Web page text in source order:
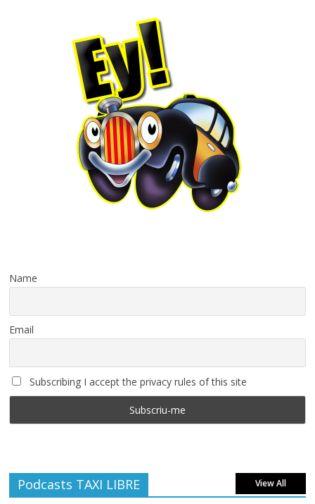
Name
Email
Subscribing I accept the privacy rules of this site
Podcasts TAXI LIBRE View All